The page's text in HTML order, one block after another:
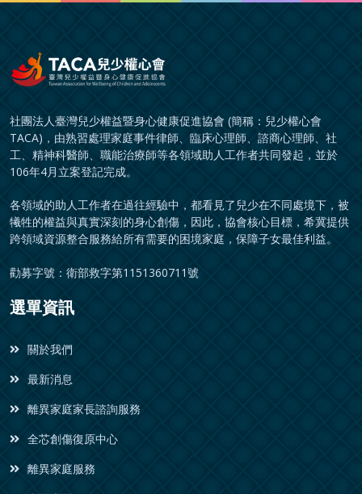
社團法人臺灣兒少權益暨身心健康促進協會 (簡稱：兒少權心會
TACA)，由熟習處理家庭事件律師、臨床心理師、諮商心理師、社
工、精神科醫師、職能治療師等各領域助人工作者共同發起，並於
106年4月立案登記完成。
各領域的助人工作者在過往經驗中，都看見了兒少在不同處境下，被
犧牲的權益與真實深刻的身心創傷，因此，協會核心目標，希冀提供
跨領域資源整合服務給所有需要的困境家庭，保障子女最佳利益。
勸募字號：衛部救字第1151360711號
選單資訊
關於我們
最新消息
離異家庭家長諮詢服務
全芯創傷復原中心
離異家庭服務